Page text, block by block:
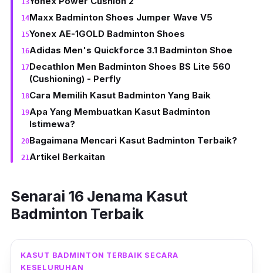
Maxx Badminton Shoes Jumper Wave V5
Yonex AE-1GOLD Badminton Shoes
Adidas Men's Quickforce 3.1 Badminton Shoe
Decathlon Men Badminton Shoes BS Lite 560
(Cushioning) - Perfly
Cara Memilih Kasut Badminton Yang Baik
Apa Yang Membuatkan Kasut Badminton
Istimewa?
Bagaimana Mencari Kasut Badminton Terbaik?
Artikel Berkaitan
Senarai 16 Jenama Kasut
Badminton Terbaik
KASUT BADMINTON TERBAIK SECARA
KESELURUHAN